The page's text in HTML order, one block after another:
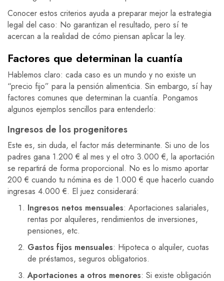
Conocer estos criterios ayuda a preparar mejor la estrategia
legal del caso: No garantizan el resultado, pero sí te
acercan a la realidad de cómo piensan aplicar la ley.
Factores que determinan la cuantía
Hablemos claro: cada caso es un mundo y no existe un
“precio fijo” para la pensión alimenticia. Sin embargo, sí hay
factores comunes que determinan la cuantía. Pongamos
algunos ejemplos sencillos para entenderlo:
Ingresos de los progenitores
Este es, sin duda, el factor más determinante. Si uno de los
padres gana 1.200 € al mes y el otro 3.000 €, la aportación
se repartirá de forma proporcional. No es lo mismo aportar
200 € cuando tu nómina es de 1.000 € que hacerlo cuando
ingresas 4.000 €. El juez considerará:
Ingresos netos mensuales: Aportaciones salariales,
rentas por alquileres, rendimientos de inversiones,
pensiones, etc.
Gastos fijos mensuales: Hipoteca o alquiler, cuotas
de préstamos, seguros obligatorios.
Aportaciones a otros menores: Si existe obligación